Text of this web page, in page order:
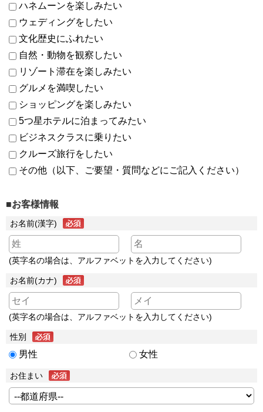
ハネムーンを楽しみたい
ウェディングをしたい
文化歴史にふれたい
自然・動物を観察したい
リゾート滞在を楽しみたい
グルメを満喫したい
ショッピングを楽しみたい
5つ星ホテルに泊まってみたい
ビジネスクラスに乗りたい
クルーズ旅行をしたい
その他（以下、ご要望・質問などにご記入ください）
■お客様情報
お名前(漢字)
(英字名の場合は、アルファベットを入力してください)
お名前(カナ)
(英字名の場合は、アルファベットを入力してください)
性別
男性 女性
お住まい